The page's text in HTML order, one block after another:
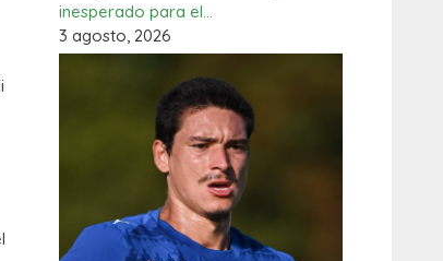
inesperado para el…
3 agosto, 2026